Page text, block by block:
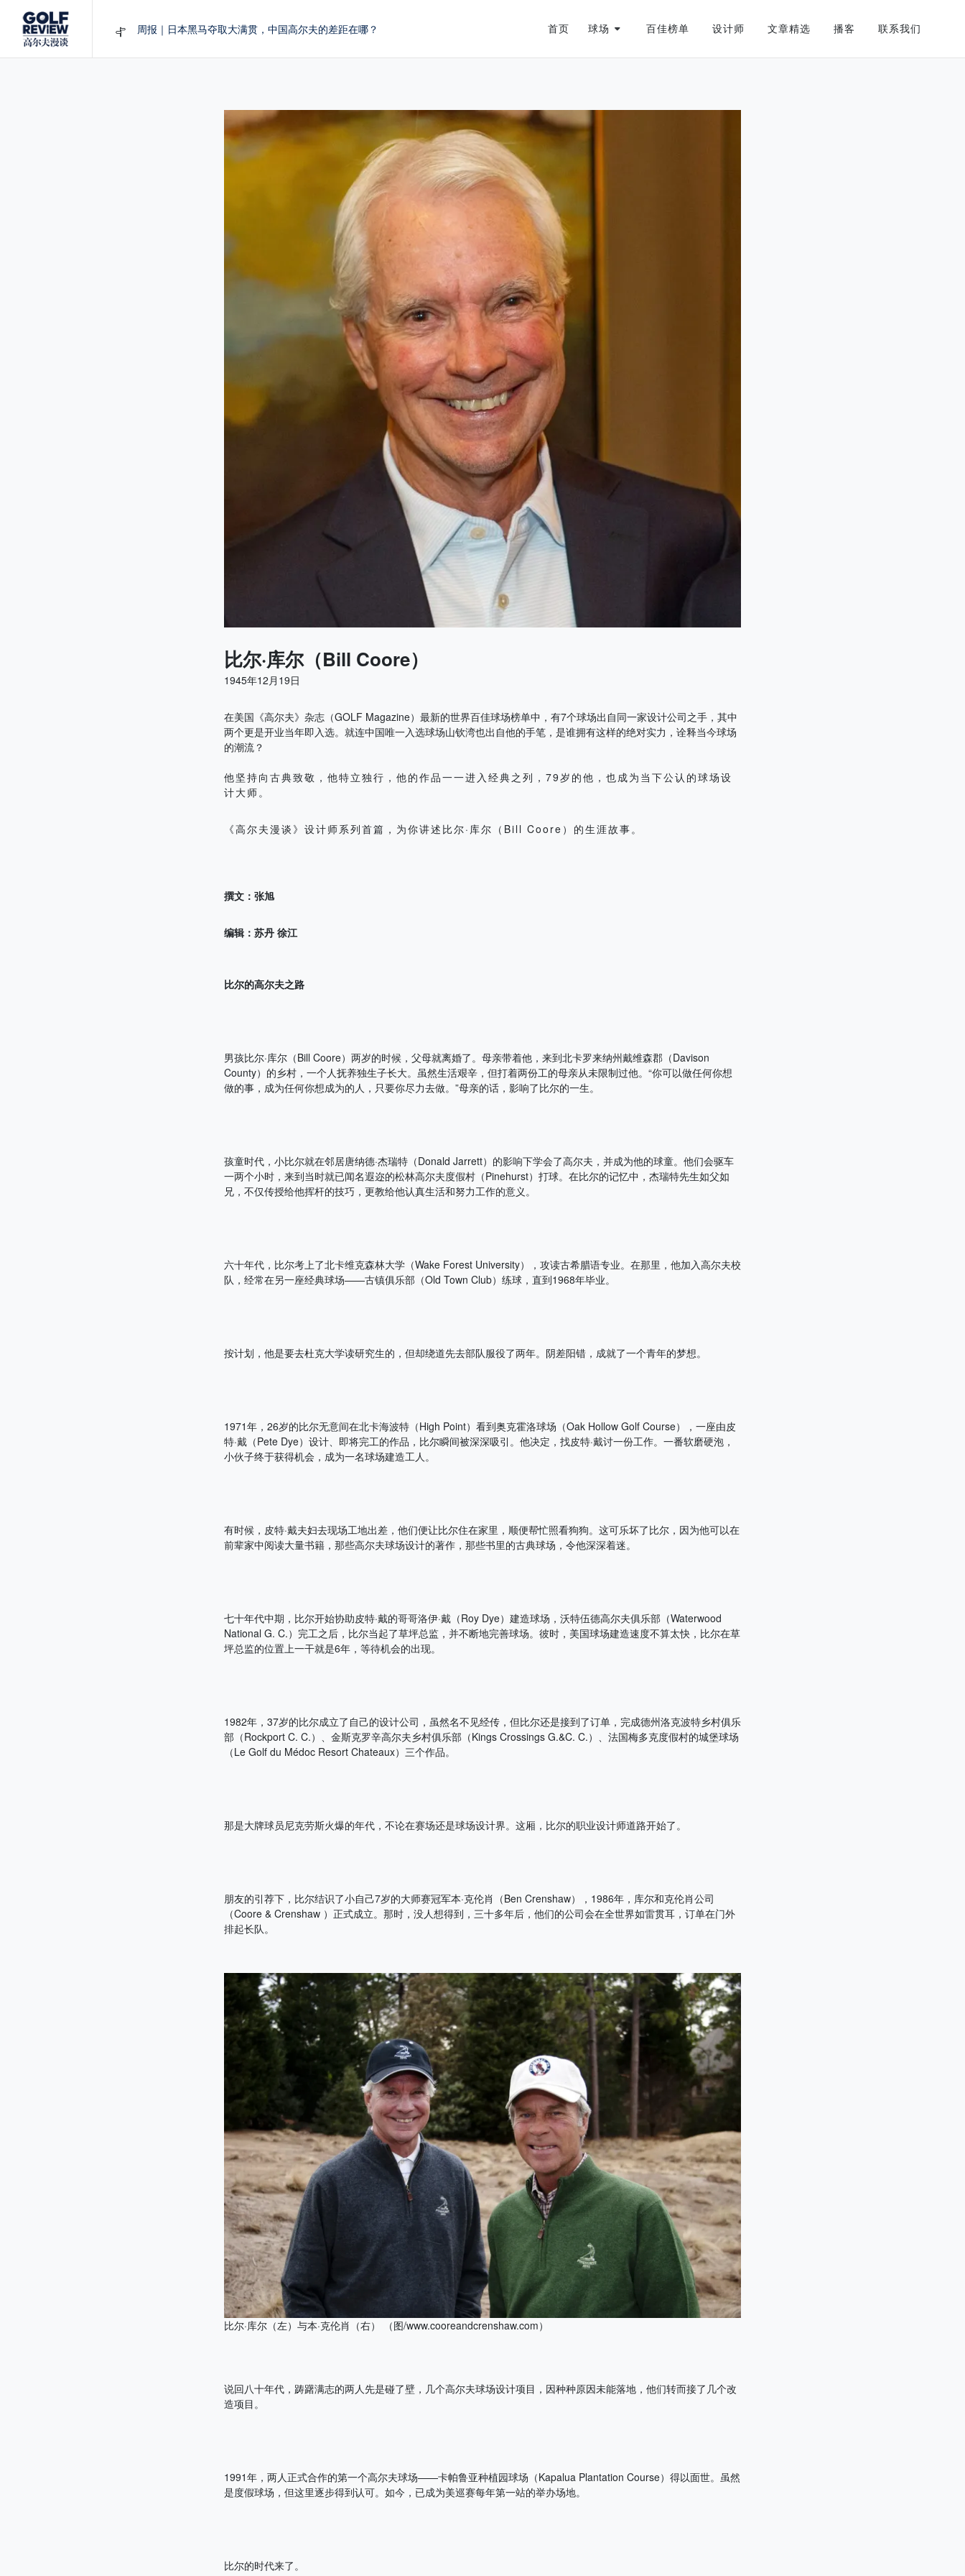
大满贯球场设置的演变和期许
首页 球场 百佳榜单 设计师 文章精选 播客 联系我们
比尔·库尔（Bill Coore）
1945年12月19日
在美国《高尔夫》杂志（GOLF Magazine）最新的世界百佳球场榜单中，有7个球场出自同一家设计公司之手，其中
两个更是开业当年即入选。就连中国唯一入选球场山钦湾也出自他的手笔，是谁拥有这样的绝对实力，诠释当今球场
的潮流？
他坚持向古典致敬，他特立独行，他的作品一一进入经典之列，79岁的他，也成为当下公认的球场设
计大师。
《高尔夫漫谈》设计师系列首篇，为你讲述比尔·库尔（Bill Coore）的生涯故事。
撰文：张旭
编辑：苏丹 徐江
比尔的高尔夫之路
男孩比尔·库尔（Bill Coore）两岁的时候，父母就离婚了。母亲带着他，来到北卡罗来纳州戴维森郡（Davison
County）的乡村，一个人抚养独生子长大。虽然生活艰辛，但打着两份工的母亲从未限制过他。“你可以做任何你想
做的事，成为任何你想成为的人，只要你尽力去做。”母亲的话，影响了比尔的一生。
孩童时代，小比尔就在邻居唐纳德·杰瑞特（Donald Jarrett）的影响下学会了高尔夫，并成为他的球童。他们会驱车
一两个小时，来到当时就已闻名遐迩的松林高尔夫度假村（Pinehurst）打球。在比尔的记忆中，杰瑞特先生如父如
兄，不仅传授给他挥杆的技巧，更教给他认真生活和努力工作的意义。
六十年代，比尔考上了北卡维克森林大学（Wake Forest University），攻读古希腊语专业。在那里，他加入高尔夫校
队，经常在另一座经典球场——古镇俱乐部（Old Town Club）练球，直到1968年毕业。
按计划，他是要去杜克大学读研究生的，但却绕道先去部队服役了两年。阴差阳错，成就了一个青年的梦想。
1971年，26岁的比尔无意间在北卡海波特（High Point）看到奥克霍洛球场（Oak Hollow Golf Course），一座由皮
特·戴（Pete Dye）设计、即将完工的作品，比尔瞬间被深深吸引。他决定，找皮特·戴讨一份工作。一番软磨硬泡，
小伙子终于获得机会，成为一名球场建造工人。
有时候，皮特·戴夫妇去现场工地出差，他们便让比尔住在家里，顺便帮忙照看狗狗。这可乐坏了比尔，因为他可以在
前辈家中阅读大量书籍，那些高尔夫球场设计的著作，那些书里的古典球场，令他深深着迷。
七十年代中期，比尔开始协助皮特·戴的哥哥洛伊·戴（Roy Dye）建造球场，沃特伍德高尔夫俱乐部（Waterwood
National G. C.）完工之后，比尔当起了草坪总监，并不断地完善球场。彼时，美国球场建造速度不算太快，比尔在草
坪总监的位置上一干就是6年，等待机会的出现。
1982年，37岁的比尔成立了自己的设计公司，虽然名不见经传，但比尔还是接到了订单，完成德州洛克波特乡村俱乐
部（Rockport C. C.）、金斯克罗辛高尔夫乡村俱乐部（Kings Crossings G.&C. C.）、法国梅多克度假村的城堡球场
（Le Golf du Médoc Resort Chateaux）三个作品。
那是大牌球员尼克劳斯火爆的年代，不论在赛场还是球场设计界。这厢，比尔的职业设计师道路开始了。
朋友的引荐下，比尔结识了小自己7岁的大师赛冠军本·克伦肖（Ben Crenshaw），1986年，库尔和克伦肖公司
（Coore & Crenshaw ）正式成立。那时，没人想得到，三十多年后，他们的公司会在全世界如雷贯耳，订单在门外
排起长队。
比尔·库尔（左）与本·克伦肖（右） （图/www.cooreandcrenshaw.com）
说回八十年代，踌躇满志的两人先是碰了壁，几个高尔夫球场设计项目，因种种原因未能落地，他们转而接了几个改
造项目。
1991年，两人正式合作的第一个高尔夫球场——卡帕鲁亚种植园球场（Kapalua Plantation Course）得以面世。虽然
是度假球场，但这里逐步得到认可。如今，已成为美巡赛每年第一站的举办场地。
比尔的时代来了。